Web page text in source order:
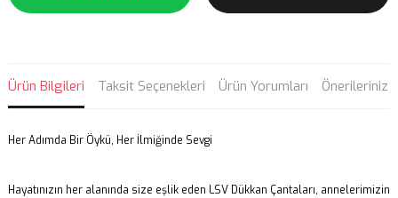
Ürün Bilgileri Taksit Seçenekleri Ürün Yorumları Önerileriniz
Her Adımda Bir Öykü, Her İlmiğinde Sevgi
Hayatınızın her alanında size eşlik eden LSV Dükkan Çantaları, annelerimizin